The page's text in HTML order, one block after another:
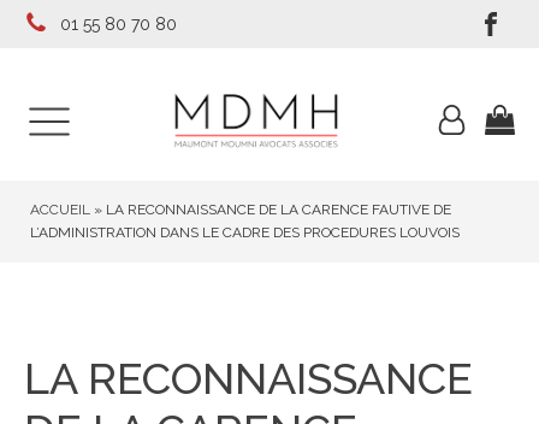
01 55 80 70 80
ACCUEIL » LA RECONNAISSANCE DE LA CARENCE FAUTIVE DE
L’ADMINISTRATION DANS LE CADRE DES PROCEDURES LOUVOIS
LA RECONNAISSANCE